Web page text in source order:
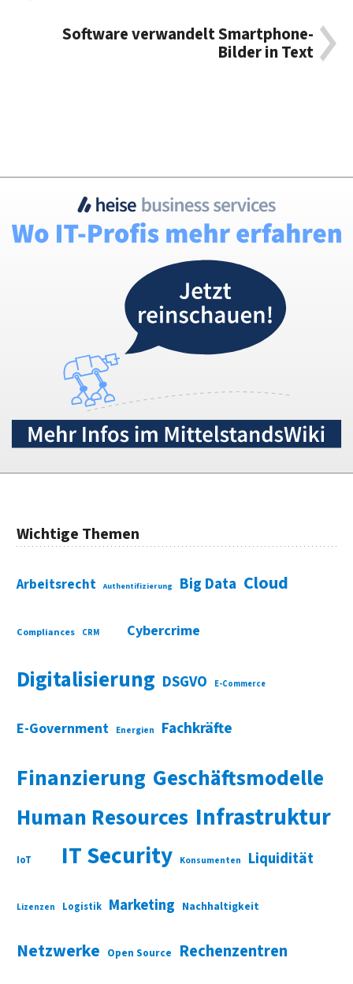
Software verwandelt Smartphone-
Bilder in Text
Wichtige Themen
Arbeitsrecht Authentifizierung Big Data Cloud
Compliances CRM Cybercrime
Digitalisierung DSGVO E-Commerce
E-Government Energien Fachkräfte
Finanzierung Geschäftsmodelle
Human Resources Infrastruktur
IoT IT Security Konsumenten Liquidität
Lizenzen Logistik Marketing Nachhaltigkeit
Netzwerke Open Source Rechenzentren